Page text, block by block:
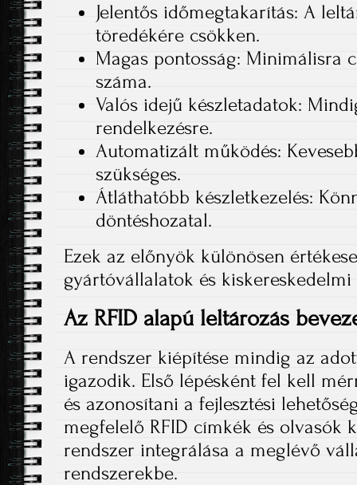
Jelentős időmegtakarítás: A
töredékére csökken.
Magas pontosság: Minimálisra
száma.
Valós idejű készletadatok:
rendelkezésre.
Automatizált működés:
szükséges.
Átláthatóbb készletkezelés:
döntéshozatal.
Ezek az előnyök különösen
gyártóvállalatok és
Az RFID alapú leltározás
A rendszer kiépítése mindig az
igazodik. Első lépésként fel kell
és azonosítani a fejlesztési
megfelelő RFID címkék és olvasók
rendszer integrálása a meglévő
rendszerekbe.